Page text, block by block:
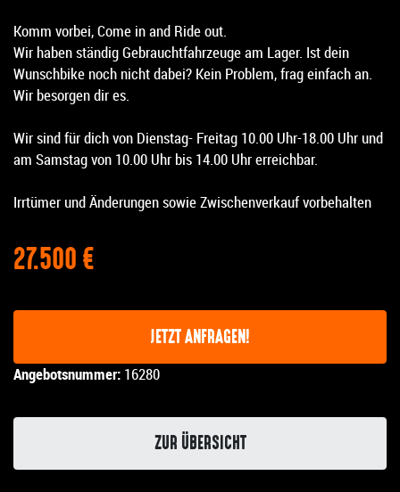
Komm vorbei, Come in and Ride out.
Wir haben ständig Gebrauchtfahrzeuge am Lager. Ist dein
Wunschbike noch nicht dabei? Kein Problem, frag einfach an.
Wir besorgen dir es.
Wir sind für dich von Dienstag- Freitag 10.00 Uhr-18.00 Uhr und
am Samstag von 10.00 Uhr bis 14.00 Uhr erreichbar.
Irrtümer und Änderungen sowie Zwischenverkauf vorbehalten
27.500 €
JETZT ANFRAGEN!
Angebotsnummer: 16280
ZUR ÜBERSICHT